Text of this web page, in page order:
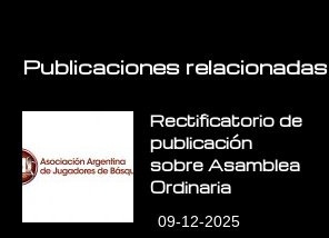
Publicaciones relacionadas
Rectificatorio de
publicación
sobre Asamblea
Ordinaria
09-12-2025